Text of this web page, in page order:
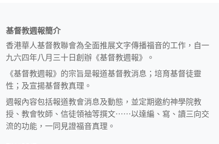
基督教週報簡介
香港華人基督教聯會為全面推展文字傳播福音的工作，自一
九六四年八月三十日創辦《基督教週報》。
《基督教週報》的宗旨是報道基督教消息；培育基督徒靈
性；及宣揚基督教真理。
週報內容包括報道教會消息及動態，並定期邀約神學院教
授、教會牧師、信徒領袖等撰文⋯⋯以達編、寫、讀三向交
流的功能，一同見證福音真理。